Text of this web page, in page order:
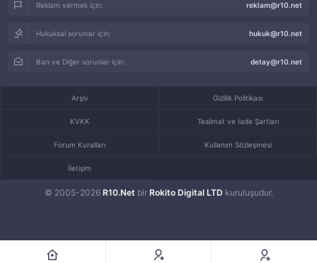
Reklam vermek için: reklam@r10.net
Hukuksal sorunlar için: hukuk@r10.net
Ban ve Diğer sorunlar için: detay@r10.net
© 2005-2026 R10.Net bir Rokito Digital LTD kuruluşudur.
Arşiv Gizlilik Politikası
KVKK Teslimat ve İade Şartları
Forum Kuralları Kullanım Sözleşmesi
İletişim